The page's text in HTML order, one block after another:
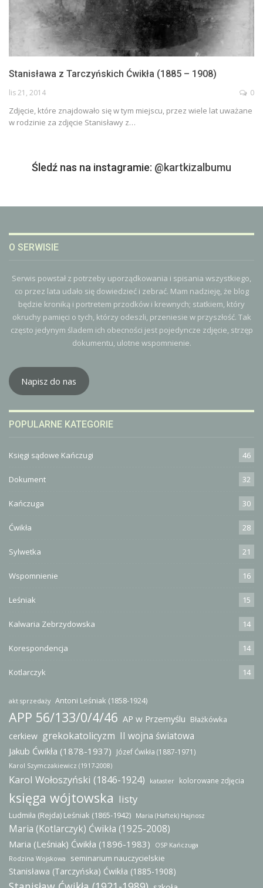
Stanisława z Tarczyńskich Ćwikła (1885 – 1908)
lis 21, 2014 0
Zdjęcie, które znajdowało się w tym miejscu, przez wiele lat uważane
w rodzinie za zdjęcie Stanisławy z…
Śledź nas na instagramie: @kartkizalbumu
O SERWISIE
Serwis powstał z potrzeby uporządkowania i spisania wszystkiego,
co przez lata udało się dowiedzieć i zebrać. Mam nadzieję, że blog
będzie kroniką i portretem przodków i krewnych; statkiem, który
okruchy pamięci o tych, którzy odeszli, przeniesie w przyszłość. Tak
często jedynym śladem ich obecności jest pojedyncze zdjęcie, strzęp
dokumentu, ulotne wspomnienie.
Napisz do nas
POPULARNE KATEGORIE
Księgi sądowe Kańczugi 46
Dokument 32
Kańczuga 30
Ćwikła 28
Sylwetka 21
Wspomnienie 16
Leśniak 15
Kalwaria Zebrzydowska 14
Korespondencja 14
Kotlarczyk 14
akt sprzedaży Antoni Leśniak (1858-1924)
APP 56/133/0/4/46 AP w Przemyślu Błażkówka
cerkiew grekokatolicyzm II wojna światowa
Jakub Ćwikła (1878-1937) Józef Ćwikła (1887-1971)
Karol Szymczakiewicz (1917-2008)
Karol Wołoszyński (1846-1924) kataster kolorowane zdjęcia
księga wójtowska listy
Ludmiła (Rejda) Leśniak (1865-1942) Maria (Haftek) Hajnosz
Maria (Kotlarczyk) Ćwikła (1925-2008)
Maria (Leśniak) Ćwikła (1896-1983)
OSP Kańczuga
Rodzina Wojskowa
seminarium nauczycielskie
Stanisława (Tarczyńska) Ćwikła (1885-1908)